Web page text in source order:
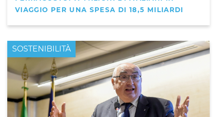
VIAGGIO PER UNA SPESA DI 18,5 MILIARDI
PRIMO PIANO
SOSTENIBILITÀ